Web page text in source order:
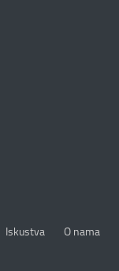
Iskustva O nama